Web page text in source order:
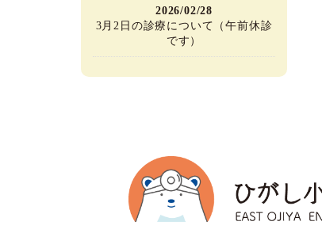
2026/02/28
3月2日の診療について（午前休診
です）